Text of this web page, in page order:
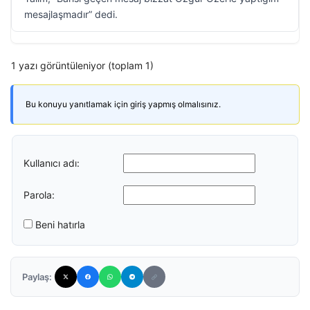
mesajlaşmadır” dedi.
1 yazı görüntüleniyor (toplam 1)
Bu konuyu yanıtlamak için giriş yapmış olmalısınız.
Kullanıcı adı:
Parola:
Beni hatırla
Paylaş: